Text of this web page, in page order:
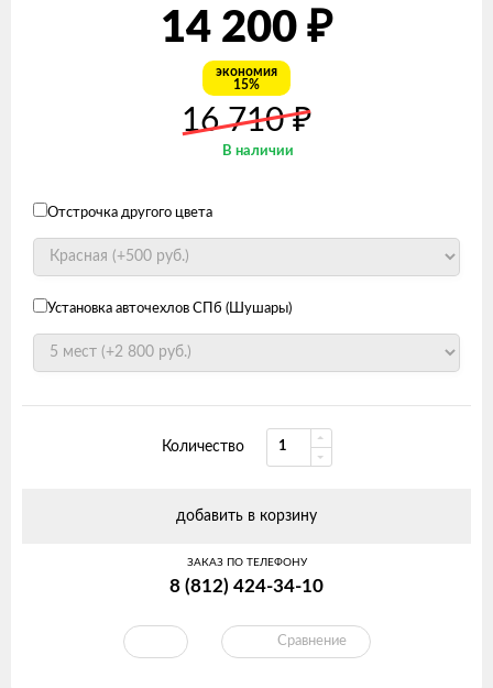
14 200 ₽
экономия
15%
16 710₽
В наличии
Отстрочка другого цвета
Установка авточехлов СПб (Шушары)
Количество
добавить в корзину
ЗАКАЗ ПО ТЕЛЕФОНУ
8 (812) 424-34-10
Сравнение